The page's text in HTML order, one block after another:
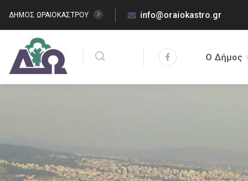
ΔΗΜΟΣ ΩΡΑΙΟΚΑΣΤΡΟΥ info@oraiokastro.gr
Ο Δήμος